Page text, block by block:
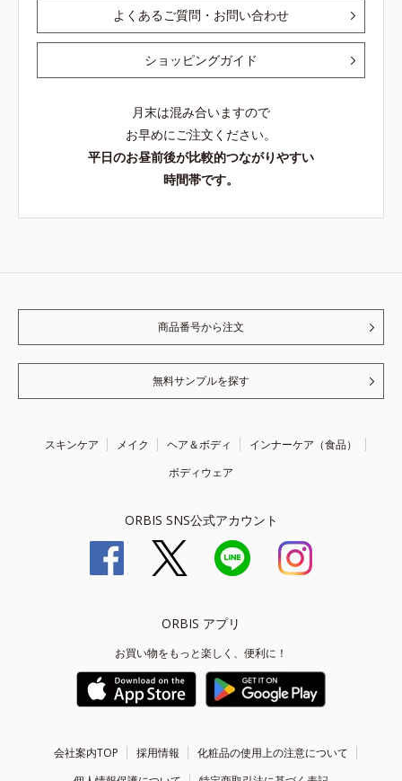
よくあるご質問・お問い合わせ
ショッピングガイド
月末は混み合いますので
お早めにご注文ください。
平日のお昼前後が比較的つながりやすい
時間帯です。
商品番号から注文
無料サンプルを探す
スキンケア メイク ヘア＆ボディ
インナーケア（食品）
ボディウェア
ORBIS SNS公式アカウント
ORBIS アプリ
お買い物をもっと楽しく、便利に！
会社案内TOP 採用情報
化粧品の使用上の注意について